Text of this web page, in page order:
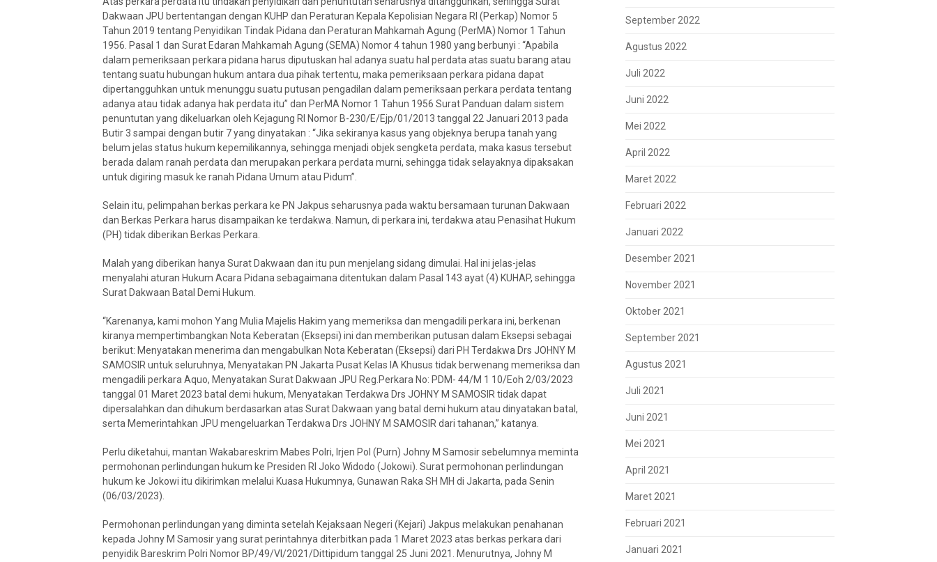
Dakwaan JPU bertentangan dengan KUHP dan Peraturan Kepala Kepolisian Negara RI (Perkap) Nomor 5
Tahun 2019 tentang Penyidikan Tindak Pidana dan Peraturan Mahkamah Agung (PerMA) Nomor 1 Tahun
1956. Pasal 1 dan Surat Edaran Mahkamah Agung (SEMA) Nomor 4 tahun 1980 yang berbunyi : “Apabila
dalam pemeriksaan perkara pidana harus diputuskan hal adanya suatu hal perdata atas suatu barang atau
tentang suatu hubungan hukum antara dua pihak tertentu, maka pemeriksaan perkara pidana dapat
dipertangguhkan untuk menunggu suatu putusan pengadilan dalam pemeriksaan perkara perdata tentang
adanya atau tidak adanya hak perdata itu” dan PerMA Nomor 1 Tahun 1956 Surat Panduan dalam sistem
penuntutan yang dikeluarkan oleh Kejagung RI Nomor B-230/E/Ejp/01/2013 tanggal 22 Januari 2013 pada
Butir 3 sampai dengan butir 7 yang dinyatakan : “Jika sekiranya kasus yang objeknya berupa tanah yang
belum jelas status hukum kepemilikannya, sehingga menjadi objek sengketa perdata, maka kasus tersebut
berada dalam ranah perdata dan merupakan perkara perdata murni, sehingga tidak selayaknya dipaksakan
untuk digiring masuk ke ranah Pidana Umum atau Pidum”.
Selain itu, pelimpahan berkas perkara ke PN Jakpus seharusnya pada waktu bersamaan turunan Dakwaan
dan Berkas Perkara harus disampaikan ke terdakwa. Namun, di perkara ini, terdakwa atau Penasihat Hukum
(PH) tidak diberikan Berkas Perkara.
Malah yang diberikan hanya Surat Dakwaan dan itu pun menjelang sidang dimulai. Hal ini jelas-jelas
menyalahi aturan Hukum Acara Pidana sebagaimana ditentukan dalam Pasal 143 ayat (4) KUHAP, sehingga
Surat Dakwaan Batal Demi Hukum.
“Karenanya, kami mohon Yang Mulia Majelis Hakim yang memeriksa dan mengadili perkara ini, berkenan
kiranya mempertimbangkan Nota Keberatan (Eksepsi) ini dan memberikan putusan dalam Eksepsi sebagai
berikut: Menyatakan menerima dan mengabulkan Nota Keberatan (Eksepsi) dari PH Terdakwa Drs JOHNY M
SAMOSIR untuk seluruhnya, Menyatakan PN Jakarta Pusat Kelas IA Khusus tidak berwenang memeriksa dan
mengadili perkara Aquo, Menyatakan Surat Dakwaan JPU Reg.Perkara No: PDM- 44/M 1 10/Eoh 2/03/2023
tanggal 01 Maret 2023 batal demi hukum, Menyatakan Terdakwa Drs JOHNY M SAMOSIR tidak dapat
dipersalahkan dan dihukum berdasarkan atas Surat Dakwaan yang batal demi hukum atau dinyatakan batal,
serta Memerintahkan JPU mengeluarkan Terdakwa Drs JOHNY M SAMOSIR dari tahanan,” katanya.
Perlu diketahui, mantan Wakabareskrim Mabes Polri, Irjen Pol (Purn) Johny M Samosir sebelumnya meminta
permohonan perlindungan hukum ke Presiden RI Joko Widodo (Jokowi). Surat permohonan perlindungan
hukum ke Jokowi itu dikirimkan melalui Kuasa Hukumnya, Gunawan Raka SH MH di Jakarta, pada Senin
(06/03/2023).
Permohonan perlindungan yang diminta setelah Kejaksaan Negeri (Kejari) Jakpus melakukan penahanan
kepada Johny M Samosir yang surat perintahnya diterbitkan pada 1 Maret 2023 atas berkas perkara dari
penyidik Bareskrim Polri Nomor BP/49/VI/2021/Dittipidum tanggal 25 Juni 2021. Menurutnya, Johny M
September 2022
Agustus 2022
Juli 2022
Juni 2022
Mei 2022
April 2022
Maret 2022
Februari 2022
Januari 2022
Desember 2021
November 2021
Oktober 2021
September 2021
Agustus 2021
Juli 2021
Juni 2021
Mei 2021
April 2021
Maret 2021
Februari 2021
Januari 2021